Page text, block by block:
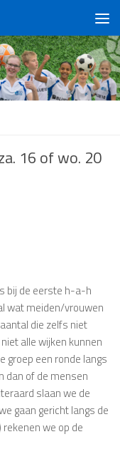
16 of wo. 20
bij de eerste h-a-h
wat meiden/vrouwen
die zelfs niet
alle wijken kunnen
groep een ronde langs
dan of de mensen
slaan we de
gaan gericht langs de
we op de